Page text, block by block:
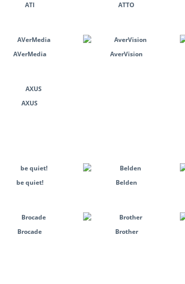
ATI ATTO
AVerMedia AverVision
AXUS
be quiet! Belden
Brocade Brother